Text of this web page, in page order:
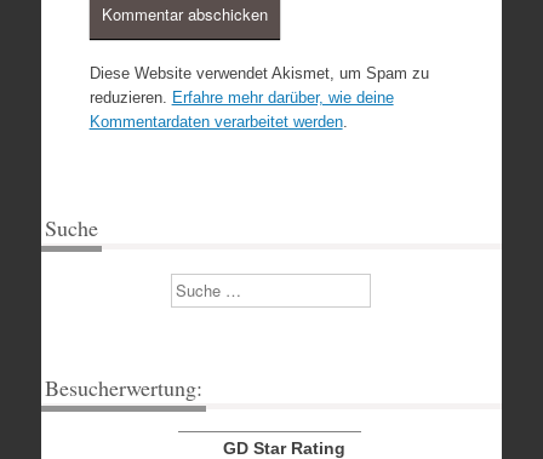
Diese Website verwendet Akismet, um Spam zu
reduzieren. Erfahre mehr darüber, wie deine
Kommentardaten verarbeitet werden.
Suche
Suchen
Besucherwertung:
GD Star Rating